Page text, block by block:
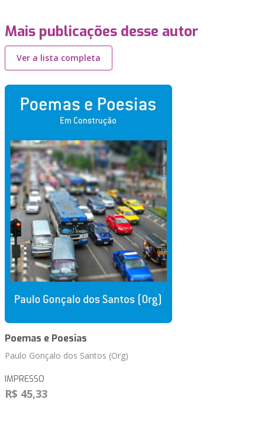
Mais publicações desse autor
Ver a lista completa
Poemas e Poesias
Paulo Gonçalo dos Santos (Org)
IMPRESSO
R$ 45,33